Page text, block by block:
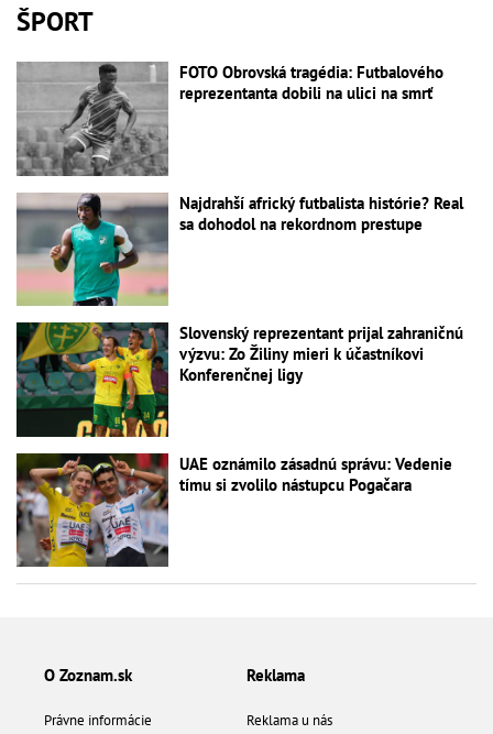
ŠPORT
FOTO Obrovská tragédia: Futbalového
reprezentanta dobili na ulici na smrť
Najdrahší africký futbalista histórie? Real
sa dohodol na rekordnom prestupe
Slovenský reprezentant prijal zahraničnú
výzvu: Zo Žiliny mieri k účastníkovi
Konferenčnej ligy
UAE oznámilo zásadnú správu: Vedenie
tímu si zvolilo nástupcu Pogačara
O Zoznam.sk
Právne informácie
Reklama
Reklama u nás